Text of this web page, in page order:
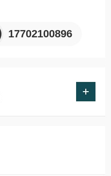
17702100896